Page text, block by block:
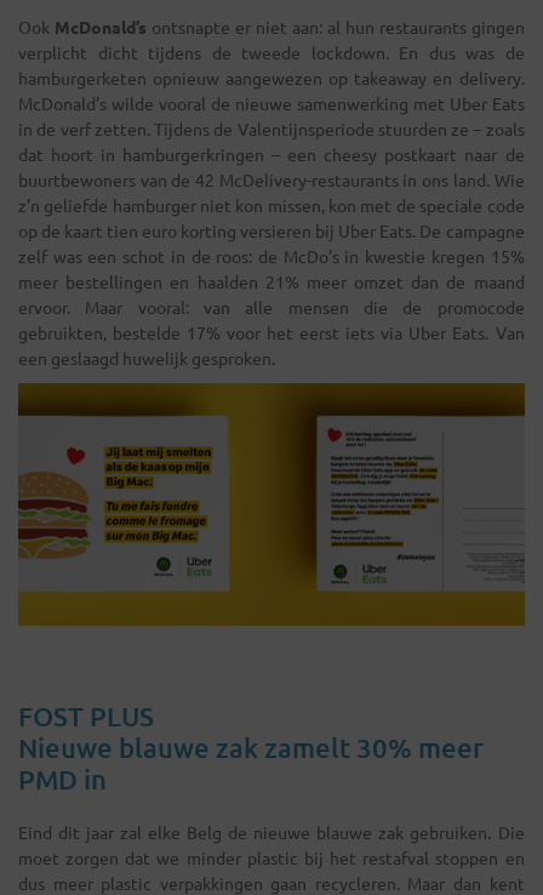
Ook McDonald’s ontsnapte er niet aan: al hun restaurants gingen
verplicht dicht tijdens de tweede lockdown. En dus was de
hamburgerketen opnieuw aangewezen op takeaway en delivery.
McDonald’s wilde vooral de nieuwe samenwerking met Uber Eats
in de verf zetten. Tijdens de Valentijnsperiode stuurden ze – zoals
dat hoort in hamburgerkringen – een cheesy postkaart naar de
buurtbewoners van de 42 McDelivery-restaurants in ons land. Wie
z’n geliefde hamburger niet kon missen, kon met de speciale code
op de kaart tien euro korting versieren bij Uber Eats. De campagne
zelf was een schot in de roos: de McDo’s in kwestie kregen 15%
meer bestellingen en haalden 21% meer omzet dan de maand
ervoor. Maar vooral: van alle mensen die de promocode
gebruikten, bestelde 17% voor het eerst iets via Uber Eats. Van
een geslaagd huwelijk gesproken.
FOST PLUS
Nieuwe blauwe zak zamelt 30% meer
PMD in
Eind dit jaar zal elke Belg de nieuwe blauwe zak gebruiken. Die
moet zorgen dat we minder plastic bij het restafval stoppen en
dus meer plastic verpakkingen gaan recycleren. Maar dan kent